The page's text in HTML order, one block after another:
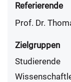
Referierende
Prof. Dr.
Zielgruppen
Studierende